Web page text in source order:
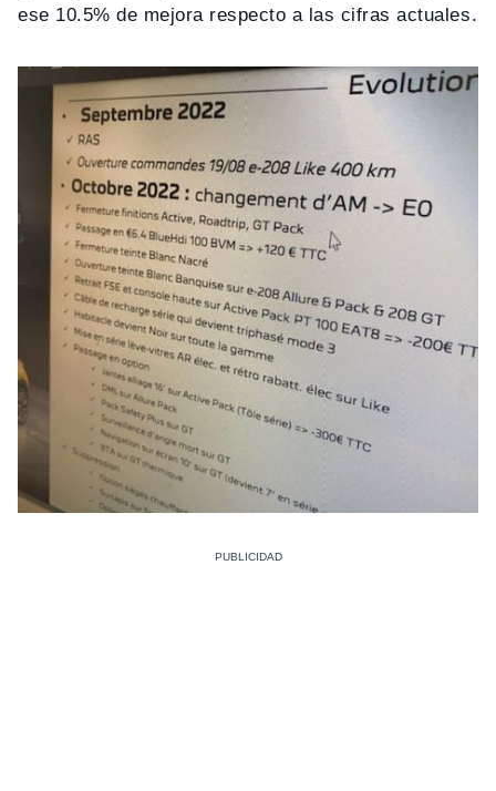
ese 10.5% de mejora respecto a las cifras actuales.